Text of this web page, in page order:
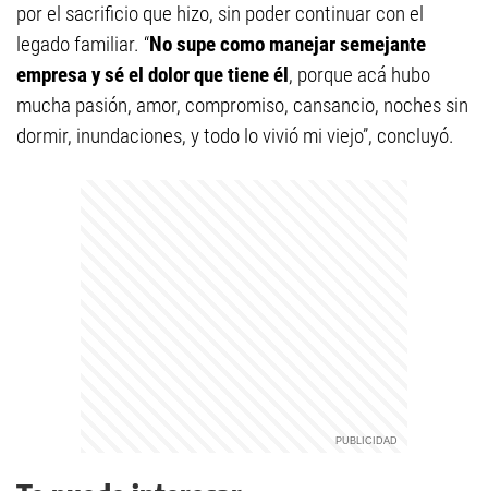
por el sacrificio que hizo, sin poder continuar con el
legado familiar. “No supe como manejar semejante
empresa y sé el dolor que tiene él, porque acá hubo
mucha pasión, amor, compromiso, cansancio, noches sin
dormir, inundaciones, y todo lo vivió mi viejo”, concluyó.